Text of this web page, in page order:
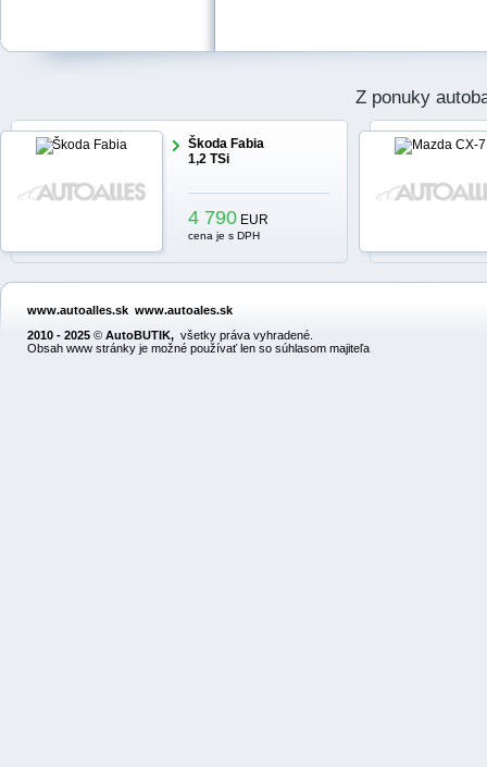
Z ponuky
Škoda Fabia
1,2 TSi
4 790 EUR
cena je s DPH
www.autoalles.sk www.autoales.sk
2010 - 2025 © AutoBUTIK, všetky práva vyhradené.
Obsah www stránky je možné používať len so súhlasom majiteľa